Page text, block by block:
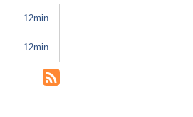
12min
12min